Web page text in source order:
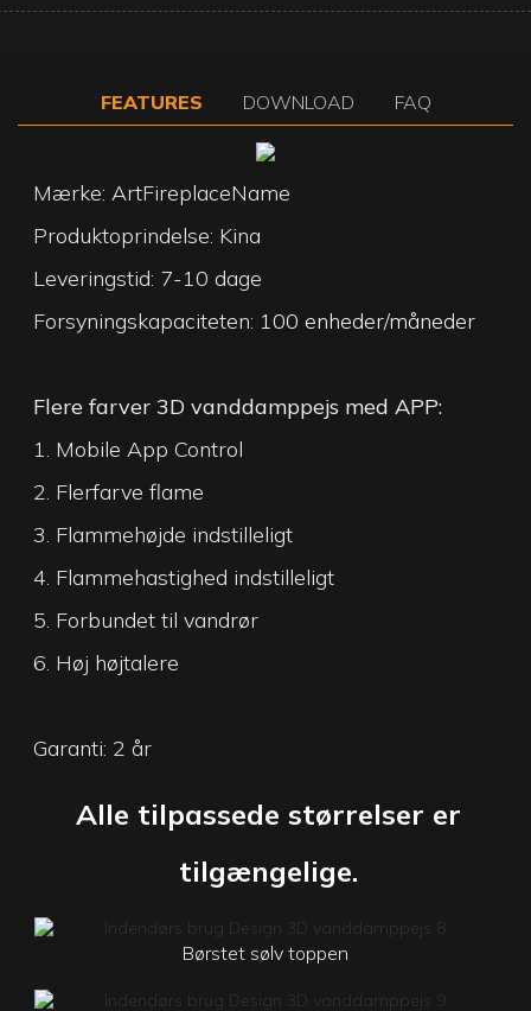
FEATURES DOWNLOAD FAQ
Mærke: ArtFireplaceName
Produktoprindelse: Kina
Leveringstid: 7-10 dage
Forsyningskapaciteten: 100 enheder/måneder
Flere farver 3D vanddamppejs med APP:
1. Mobile App Control
2. Flerfarve flame
3. Flammehøjde indstilleligt
4. Flammehastighed indstilleligt
5. Forbundet til vandrør
6. Høj højtalere
Garanti: 2 år
Alle tilpassede størrelser er
tilgængelige.
Børstet sølv toppen